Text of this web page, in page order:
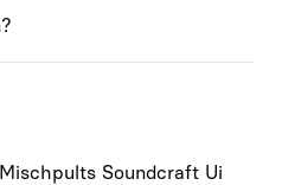
Soundcraft Ui